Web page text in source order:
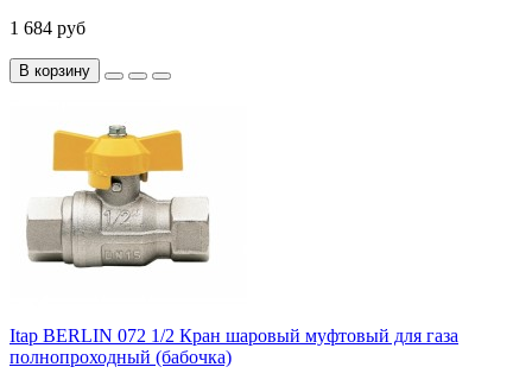
1 684 руб
В корзину
Itap BERLIN 072 1/2 Кран шаровый муфтовый для газа
полнопроходный (бабочка)